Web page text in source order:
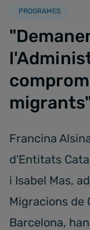
PROGRAMES
Francina
d'Entitats
i Isabel Mas,
Migracions de
Barcelona,